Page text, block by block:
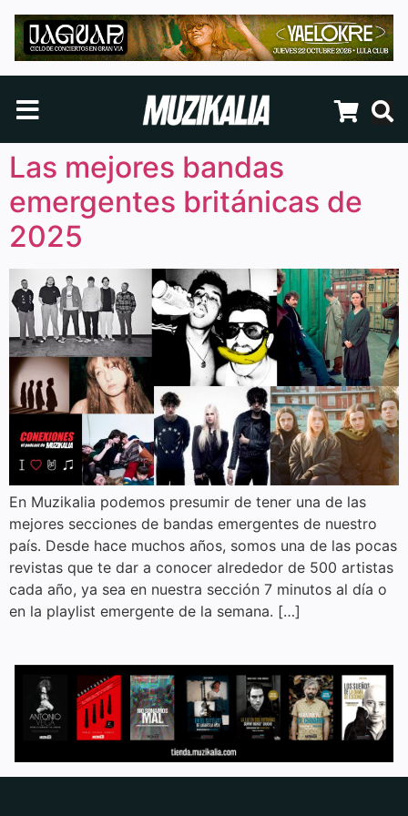
Las mejores bandas
emergentes británicas de
2025
En Muzikalia podemos presumir de tener una de las
mejores secciones de bandas emergentes de nuestro
país. Desde hace muchos años, somos una de las pocas
revistas que te dar a conocer alrededor de 500 artistas
cada año, ya sea en nuestra sección 7 minutos al día o
en la playlist emergente de la semana. […]